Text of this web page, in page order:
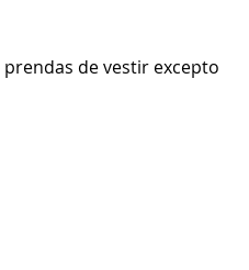
prendas de vestir excepto